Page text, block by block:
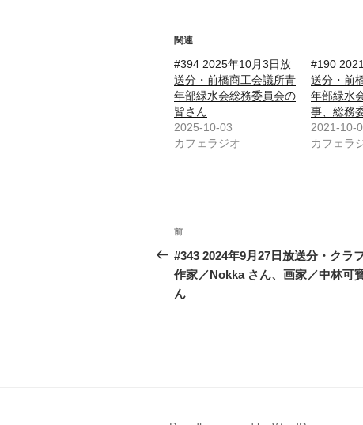
関連
#394 2025年10月3日放
送分・前橋商工会議所青
年部緑水会総務委員会の
皆さん
2025-10-03
カフェラジオ
#190
送分・前
年部緑水
事、総務
2021-10-
カフェラ
投
稿
ナ
前
の
投
稿
前
#343 2024年9月27日放送分・クラ
作家／Nokka さん、画家／中林可
ん